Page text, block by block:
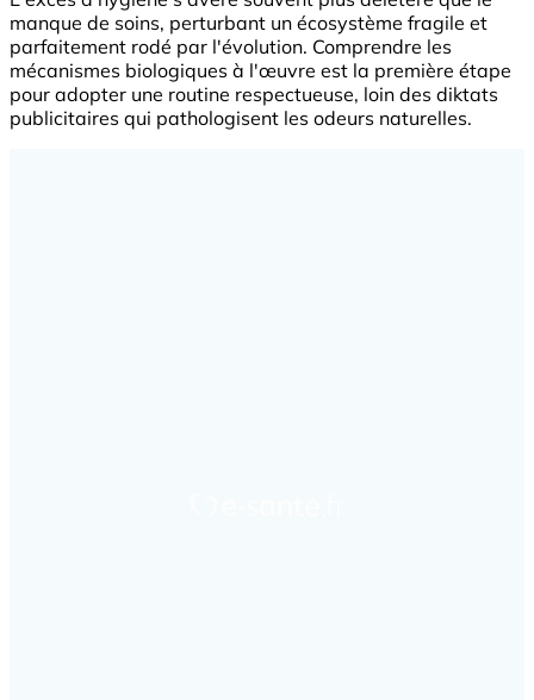
manque de soins, perturbant un écosystème fragile et
parfaitement rodé par l'évolution. Comprendre les
mécanismes biologiques à l'œuvre est la première étape
pour adopter une routine respectueuse, loin des diktats
publicitaires qui pathologisent les odeurs naturelles.